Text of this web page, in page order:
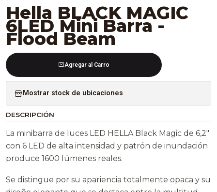
|Hella BLACK MAGIC
6LED Mini Barra -
Flood Beam
Agregar al Carro
Mostrar stock de ubicaciones
DESCRIPCIÓN
La minibarra de luces LED HELLA Black Magic de 6,2″
con 6 LED de alta intensidad y patrón de inundación
produce 1600 lúmenes reales.
Se distingue por su apariencia totalmente opaca y su